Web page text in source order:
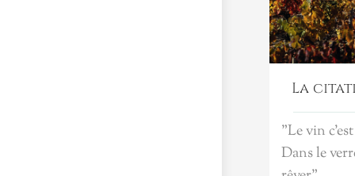
La
"Le vin
Dans le